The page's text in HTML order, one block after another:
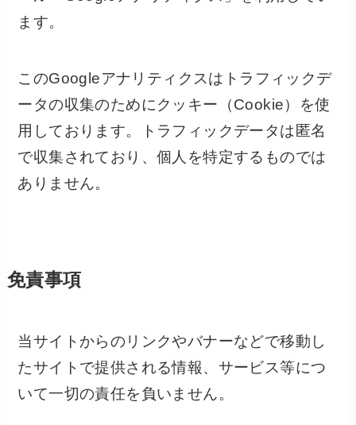
ます。
このGoogleアナリティクスはトラフィックデ
ータの収集のためにクッキー（Cookie）を使
用しております。トラフィックデータは匿名
で収集されており、個人を特定するものでは
ありません。
免責事項
当サイトからのリンクやバナーなどで移動し
たサイトで提供される情報、サービス等につ
いて一切の責任を負いません。